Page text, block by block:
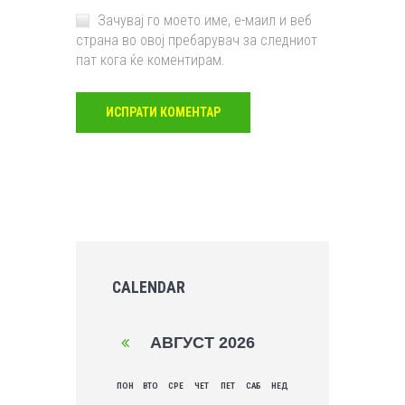
Зачувај го моето име, е-маил и веб
страна во овој пребарувач за следниот
пат кога ќе коментирам.
CALENDAR
АВГУСТ 2026
ПОН ВТО СРЕ ЧЕТ ПЕТ САБ НЕД